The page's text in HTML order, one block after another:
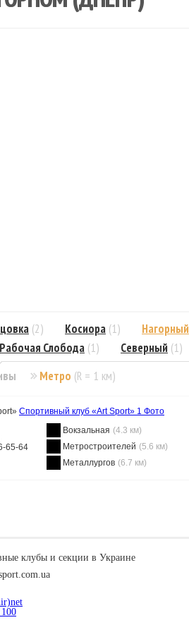
(2) Косиора (1) Нагорный
Рабочая Слобода (1) Северный (1)
Метро (R = 1 км)
Спортивный клуб «Art Sport» 1 Фото
65-64
Вокзальная (4.3 км)
Метростроителей (5.6 км)
Металлургов (6.7 км)
клубы и секции в Украине